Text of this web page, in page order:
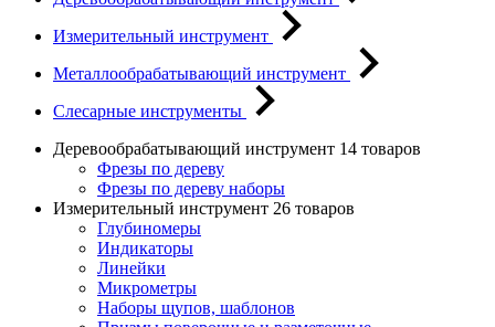
Измерительный инструмент
Металлообрабатывающий инструмент
Слесарные инструменты
Деревообрабатывающий инструмент 14 товаров
Фрезы по дереву
Фрезы по дереву наборы
Измерительный инструмент 26 товаров
Глубиномеры
Индикаторы
Линейки
Микрометры
Наборы щупов, шаблонов